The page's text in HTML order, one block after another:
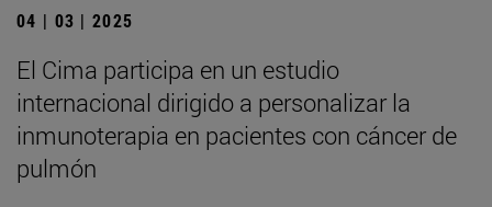
04 | 03 | 2025
El Cima participa en un estudio
internacional dirigido a personalizar la
inmunoterapia en pacientes con cáncer de
pulmón